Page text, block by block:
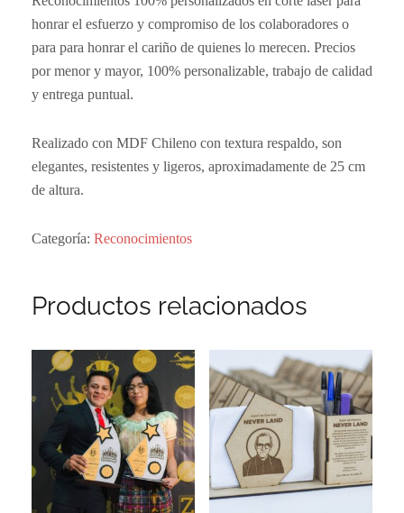
honrar el esfuerzo y compromiso de los colaboradores o
para para honrar el cariño de quienes lo merecen. Precios
por menor y mayor, 100% personalizable, trabajo de calidad
y entrega puntual.
Realizado con MDF Chileno con textura respaldo, son
elegantes, resistentes y ligeros, aproximadamente de 25 cm
de altura.
Categoría: Reconocimientos
Productos relacionados